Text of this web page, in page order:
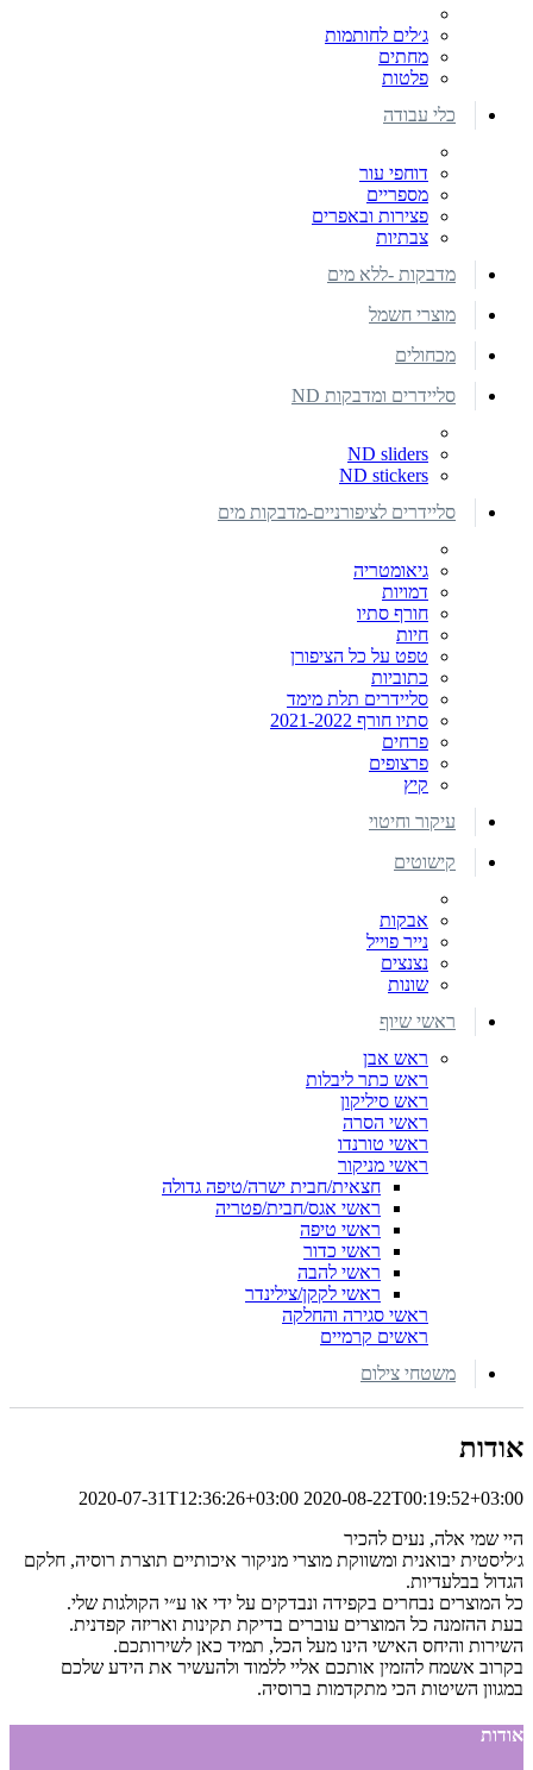
ג׳לים לחותמות
מחתים
פלטות
כלי עבודה
דוחפי עור
מספריים
פצירות ובאפרים
צבתיות
מדבקות -ללא מים
מוצרי חשמל
מכחולים
סליידרים ומדבקות ND
ND sliders
ND stickers
סליידרים לציפורניים-מדבקות מים
גיאומטריה
דמויות
חורף סתיו
חיות
טפט על כל הציפורן
כתוביות
סליידרים תלת מימד
סתיו חורף 2021-2022
פרחים
פרצופים
קיץ
עיקור וחיטוי
קישוטים
אבקות
נייר פוייל
נצנצים
שונות
ראשי שיוף
ראש אבן
ראש כתר ליבלות
ראש סיליקון
ראשי הסרה
ראשי טורנדו
ראשי מניקור
חצאית/חבית ישרה/טיפה גדולה
ראשי אגס/חבית/פטריה
ראשי טיפה
ראשי כדור
ראשי להבה
ראשי לקקן/צילינדר
ראשי סגירה והחלקה
ראשים קרמיים
משטחי צילום
אודות
2020-07-31T12:36:26+03:00 2020-08-22T00:19:52+03:00
היי שמי אלה, נעים להכיר
ג׳ליסטית יבואנית ומשווקת מוצרי מניקור איכותיים תוצרת רוסיה, חלקם
הגדול בבלעדיות.
כל המוצרים נבחרים בקפידה ונבדקים על ידי או ע״י הקולגות שלי.
בעת ההזמנה כל המוצרים עוברים בדיקת תקינות ואריזה קפדנית.
השירות והיחס האישי הינו מעל הכל, תמיד כאן לשירותכם.
בקרוב אשמח להזמין אותכם אליי ללמוד ולהעשיר את הידע שלכם
במגוון השיטות הכי מתקדמות ברוסיה.
אודות